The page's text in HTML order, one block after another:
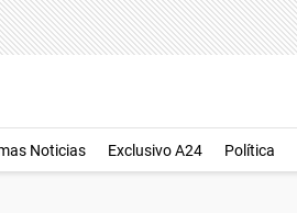
Noticias Exclusivo A24 Política